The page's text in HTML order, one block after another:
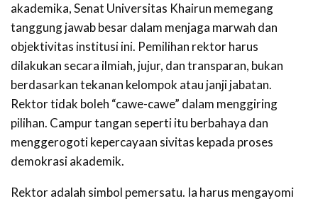
akademika, Senat Universitas Khairun memegang
tanggung jawab besar dalam menjaga marwah dan
objektivitas institusi ini. Pemilihan rektor harus
dilakukan secara ilmiah, jujur, dan transparan, bukan
berdasarkan tekanan kelompok atau janji jabatan.
Rektor tidak boleh “cawe-cawe” dalam menggiring
pilihan. Campur tangan seperti itu berbahaya dan
menggerogoti kepercayaan sivitas kepada proses
demokrasi akademik.
Rektor adalah simbol pemersatu. Ia harus mengayomi